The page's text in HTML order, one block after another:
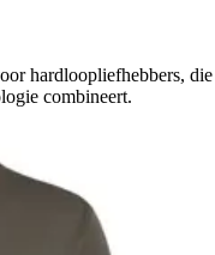
hardloopliefhebbers, die
combineert.